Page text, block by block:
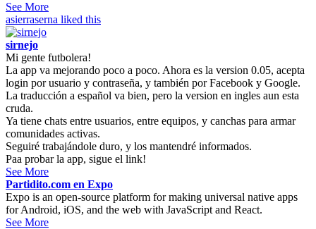
See More
asierraserna liked this
sirnejo
Mi gente futbolera!
La app va mejorando poco a poco. Ahora es la version 0.05, acepta
login por usuario y contraseña, y también por Facebook y Google.
La traducción a español va bien, pero la version en ingles aun esta
cruda.
Ya tiene chats entre usuarios, entre equipos, y canchas para armar
comunidades activas.
Seguiré trabajándole duro, y los mantendré informados.
Paa probar la app, sigue el link!
See More
Partidito.com en Expo
Expo is an open-source platform for making universal native apps
for Android, iOS, and the web with JavaScript and React.
See More